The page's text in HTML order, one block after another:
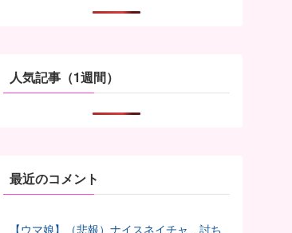
人気記事（1週間）
最近のコメント
【ウマ娘】（悲報）ナイスネイチャ、討ち